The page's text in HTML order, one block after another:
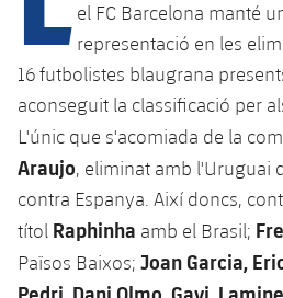
plusicon
més
Instal·lacions
Spotify Camp Nou
Palau Blaugrana
SUB13
SUB12
SUB11 B
SUB10 A
SUB13 B
SUB12 C
SUB11 C
Entrades
Gameday Shows
Resultats
Classificacions
Jugadors
Base
Barça Atlètic
Junior
Cadet A
Cadet B
Infantil A
Campus Estiu
PLUSICON
MÉS
Primer Equip
plusicon
més
Actualitat
Calendari
Entrades
plusicon
més
Actualitat
Base
plusicon
més
el FC Barcelona manté
representació en les
16 futbolistes blaugrana
aconseguit la classificació per
L'únic que s'acomiada de la
Araujo, eliminat amb l'Uruguai
contra Espanya. Així doncs,
títol Raphinha amb el Brasil;
Països Baixos; Joan Garcia,
Pedri, Dani Olmo, Gavi,